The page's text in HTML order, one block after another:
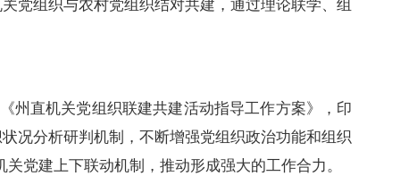
党组织与农村党组织结对共建，通过理论联学、组
州直机关党组织联建共建活动指导工作方案》，印
况分析研判机制，不断增强党组织政治功能和组织
党建上下联动机制，推动形成强大的工作合力。